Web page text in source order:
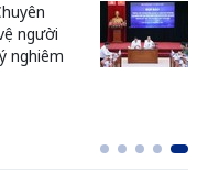
người
nghiêm